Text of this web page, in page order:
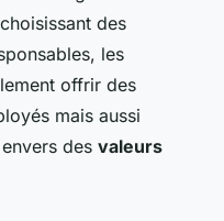
des
les
offrir des
mais aussi
des valeurs